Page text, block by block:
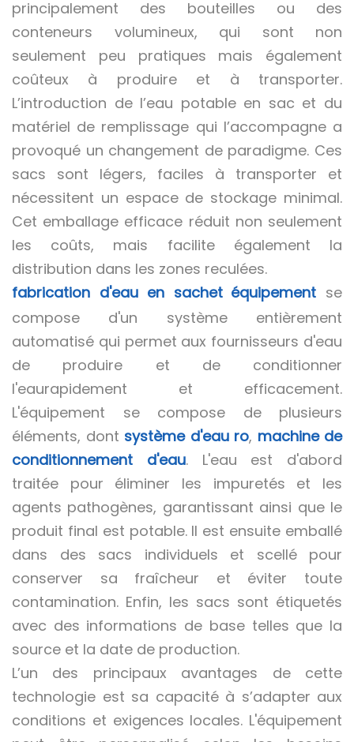
principalement des bouteilles ou des
conteneurs volumineux, qui sont non
seulement peu pratiques mais également
coûteux à produire et à transporter.
L’introduction de l’eau potable en sac et du
matériel de remplissage qui l’accompagne a
provoqué un changement de paradigme. Ces
sacs sont légers, faciles à transporter et
nécessitent un espace de stockage minimal.
Cet emballage efficace réduit non seulement
les coûts, mais facilite également la
distribution dans les zones reculées.
fabrication d'eau en sachet équipement se
compose d'un système entièrement
automatisé qui permet aux fournisseurs d'eau
de produire et de conditionner
l'eaurapidement et efficacement.
L'équipement se compose de plusieurs
éléments, dont système d'eau ro, machine de
conditionnement d'eau. L'eau est d'abord
traitée pour éliminer les impuretés et les
agents pathogènes, garantissant ainsi que le
produit final est potable. Il est ensuite emballé
dans des sacs individuels et scellé pour
conserver sa fraîcheur et éviter toute
contamination. Enfin, les sacs sont étiquetés
avec des informations de base telles que la
source et la date de production.
L’un des principaux avantages de cette
technologie est sa capacité à s’adapter aux
conditions et exigences locales. L'équipement